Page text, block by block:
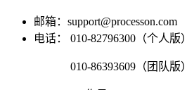
邮箱：support@processon.com
电话：
010-82796300（个人版）
010-86393609（团队版）